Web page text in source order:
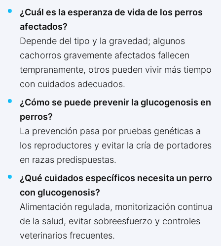
¿Cuál es la esperanza de vida de los perros
afectados?
Depende del tipo y la gravedad; algunos
cachorros gravemente afectados fallecen
tempranamente, otros pueden vivir más tiempo
con cuidados adecuados.
¿Cómo se puede prevenir la glucogenosis en
perros?
La prevención pasa por pruebas genéticas a
los reproductores y evitar la cría de portadores
en razas predispuestas.
¿Qué cuidados específicos necesita un perro
con glucogenosis?
Alimentación regulada, monitorización continua
de la salud, evitar sobreesfuerzo y controles
veterinarios frecuentes.